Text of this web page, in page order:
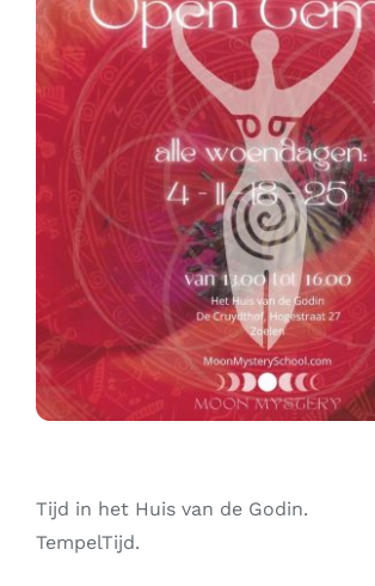
Contact
Zoeken
naar:
Tijd in het Huis van de Godin.
TempelTijd.